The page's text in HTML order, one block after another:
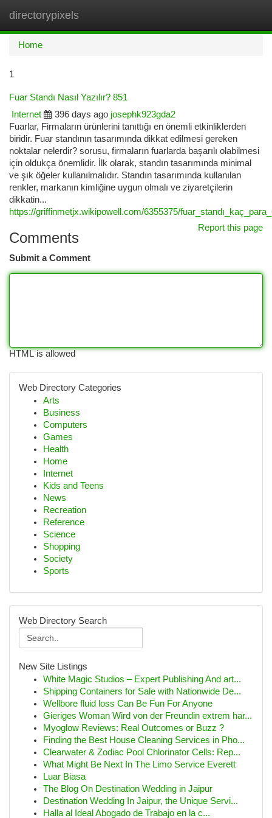
directorypixels
Home
1
Fuar Standı Nasıl Yazılır? 851
Internet
396 days ago josephk923gda2
Fuarlar, Firmaların ürünlerini tanıttığı en önemli etkinliklerden
biridir. Fuar standının tasarımında dikkat edilmesi gereken
noktalar nelerdir? sorusu, firmaların fuarlarda başarılı olabilmesi
için oldukça önemlidir. İlk olarak, standın tasarımında minimal
ve şık öğeler kullanılmalıdır. Standın tasarımında kullanılan
renkler, markanın kimliğine uygun olmalı ve ziyaretçilerin
dikkatin...
https://griffinmetjx.wikipowell.com/6355375/
Report this page
Comments
Submit a Comment
HTML is allowed
Web Directory Categories
Arts
Business
Computers
Games
Health
Home
Internet
Kids and Teens
News
Recreation
Reference
Science
Shopping
Society
Sports
Web Directory Search
New Site Listings
White Magic Studios – Expert Publishing And art...
Shipping Containers for Sale with Nationwide De...
Wellbore fluid loss Can Be Fun For Anyone
Gieriges Woman Wird von der Freundin extrem har...
Myoglow Reviews: Real Outcomes or Buzz ?
Finding the Best House Cleaning Services in Pho...
Clearwater & Zodiac Pool Chlorinator Cells: Rep...
What Might Be Next In The Limo Service Everett
Luar Biasa
The Blog On Destination Wedding in Jaipur
Destination Wedding In Jaipur, the Unique Servi...
Halla al Ideal Abogado de Trabajo en la c...